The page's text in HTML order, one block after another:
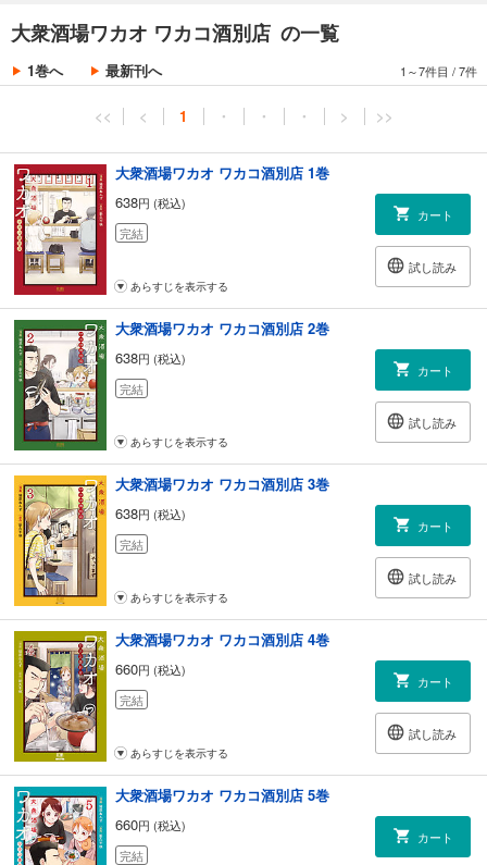
大衆酒場ワカオ ワカコ酒別店 の一覧
1巻へ 最新刊へ 1～7件目 /7件
<< < 1 ・ ・ ・ > >>
大衆酒場ワカオ ワカコ酒別店 1巻
638円 (税込)
完結
カート
試し読み
あらすじを表示する
大衆酒場ワカオ ワカコ酒別店 2巻
638円 (税込)
完結
カート
試し読み
あらすじを表示する
大衆酒場ワカオ ワカコ酒別店 3巻
638円 (税込)
完結
カート
試し読み
あらすじを表示する
大衆酒場ワカオ ワカコ酒別店 4巻
660円 (税込)
完結
カート
試し読み
あらすじを表示する
大衆酒場ワカオ ワカコ酒別店 5巻
660円 (税込)
完結
カート